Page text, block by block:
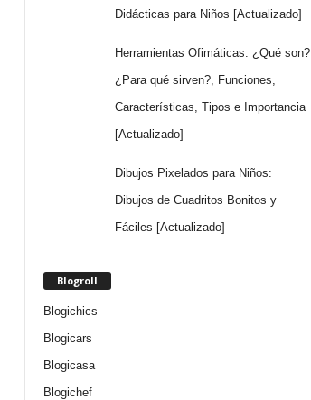
Didácticas para Niños [Actualizado]
Herramientas Ofimáticas: ¿Qué son?,
¿Para qué sirven?, Funciones,
Características, Tipos e Importancia
[Actualizado]
Dibujos Pixelados para Niños:
Dibujos de Cuadritos Bonitos y
Fáciles [Actualizado]
Blogroll
Blogichics
Blogicars
Blogicasa
Blogichef